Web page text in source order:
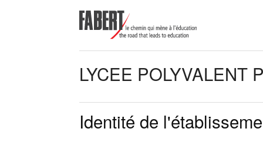
LYCEE POLYVALENT
Identité de